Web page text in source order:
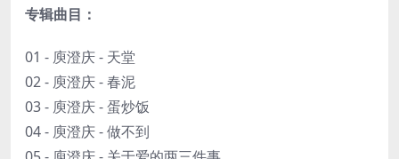
专辑曲目：
01 - 庾澄庆 - 天堂
02 - 庾澄庆 - 春泥
03 - 庾澄庆 - 蛋炒饭
04 - 庾澄庆 - 做不到